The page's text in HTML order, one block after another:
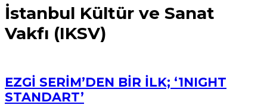
İstanbul Kültür ve Sanat
Vakfı (IKSV)
EZGİ SERİM’DEN BİR İLK; ‘1NIGHT
STANDART’